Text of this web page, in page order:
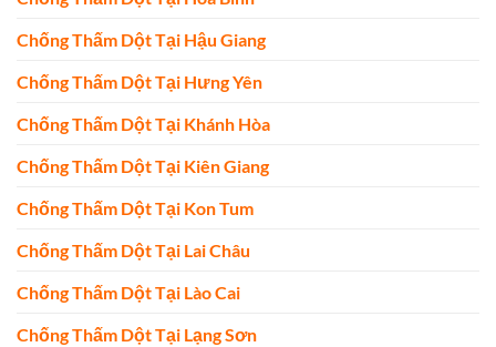
Chống Thấm Dột Tại Hậu Giang
Chống Thấm Dột Tại Hưng Yên
Chống Thấm Dột Tại Khánh Hòa
Chống Thấm Dột Tại Kiên Giang
Chống Thấm Dột Tại Kon Tum
Chống Thấm Dột Tại Lai Châu
Chống Thấm Dột Tại Lào Cai
Chống Thấm Dột Tại Lạng Sơn